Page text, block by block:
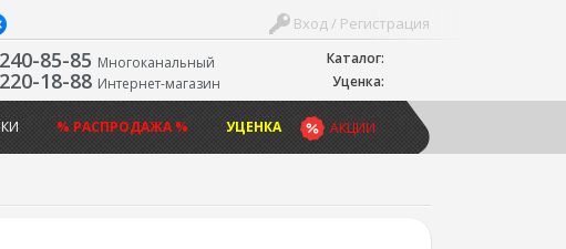
Каталог:
Уценка:
Вход / Регистрация
85-85 Многоканальный
18-88 Интернет-магазин
АКЦИИ
% РАСПРОДАЖА % УЦЕНКА